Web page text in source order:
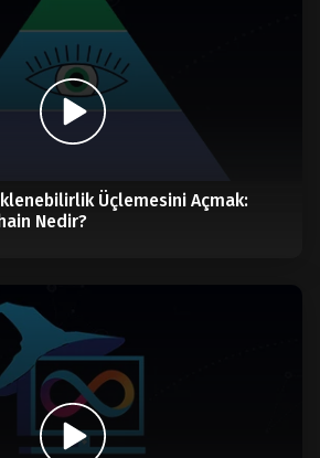
Üçlemesini Açmak:
Nedir?